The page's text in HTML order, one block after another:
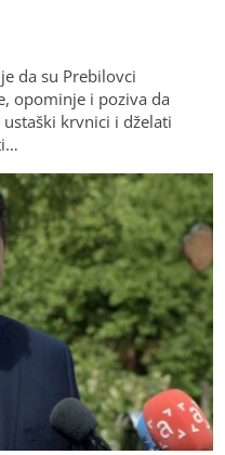
da su Prebilovci
opominje i poziva da
krvnici i dželati